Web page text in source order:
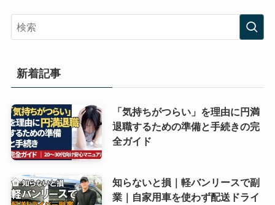
新着記事
「気持ちがつらい」を理由に円満
退職するための準備と手続きの完
全ガイド
知らないと損｜軽バンリースで副
業｜自家用車を使わず配送ドライ